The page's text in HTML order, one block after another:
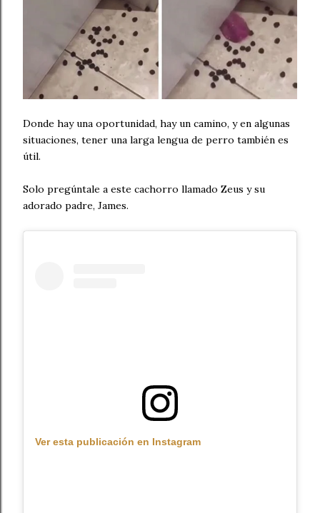
Donde hay una oportunidad, hay un camino, y en algunas
situaciones, tener una larga lengua de perro también es
útil.
Solo pregúntale a este cachorro llamado Zeus y su
adorado padre, James.
Ver esta publicación en Instagram